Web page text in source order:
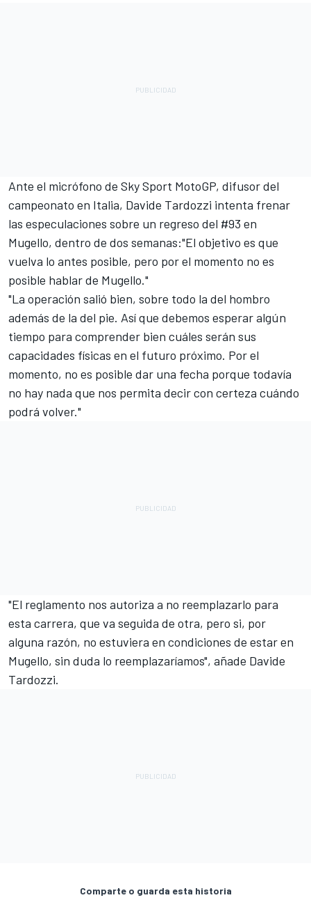
Ante el micrófono de Sky Sport MotoGP, difusor del
campeonato en Italia, Davide Tardozzi intenta frenar
las especulaciones sobre un regreso del #93 en
Mugello, dentro de dos semanas:"El objetivo es que
vuelva lo antes posible, pero por el momento no es
posible hablar de Mugello."
"La operación salió bien, sobre todo la del hombro
además de la del pie. Así que debemos esperar algún
tiempo para comprender bien cuáles serán sus
capacidades físicas en el futuro próximo. Por el
momento, no es posible dar una fecha porque todavía
no hay nada que nos permita decir con certeza cuándo
podrá volver."
"El reglamento nos autoriza a no reemplazarlo para
esta carrera, que va seguida de otra, pero si, por
alguna razón, no estuviera en condiciones de estar en
Mugello, sin duda lo reemplazaríamos", añade Davide
Tardozzi.
Comparte o guarda esta historia